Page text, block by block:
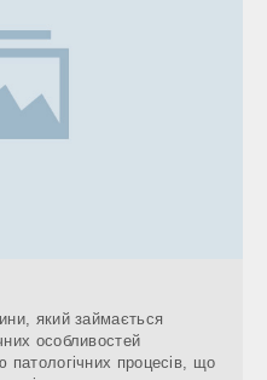
який займається
особливостей
патологічних процесів, що